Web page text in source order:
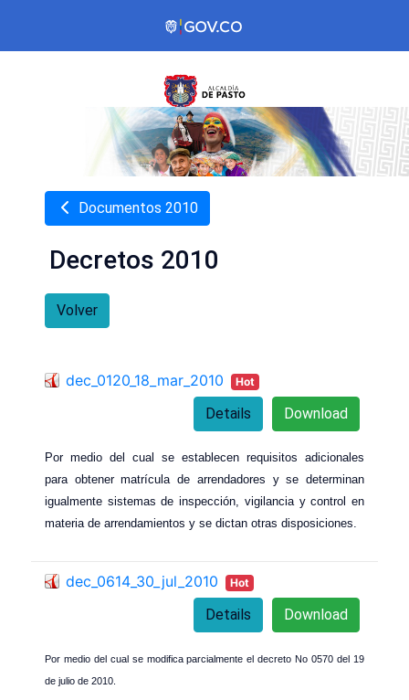
Documentos 2010
Decretos 2010
Volver
dec_0120_18_mar_2010 Hot
Download
Details
Por medio del cual se establecen requisitos adicionales
para obtener matrícula de arrendadores y se determinan
igualmente sistemas de inspección, vigilancia y control en
materia de arrendamientos y se dictan otras disposiciones.
dec_0614_30_jul_2010 Hot
Download
Details
Por medio del cual se modifica parcialmente el decreto No 0570 del 19
de julio de 2010.